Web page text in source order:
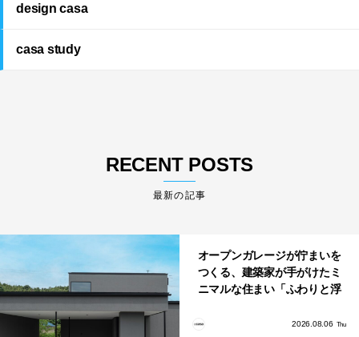
design casa
casa study
RECENT POSTS
最新の記事
オープンガレージが佇まいを
つくる、建築家が手がけたミ
ニマルな住まい「ふわりと浮
2026.08.06 Thu